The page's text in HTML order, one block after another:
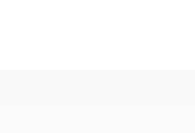
Möwenweg – 03:13